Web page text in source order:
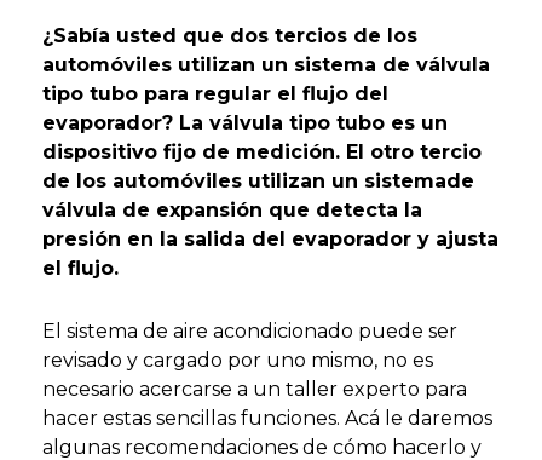
¿Sabía usted que dos tercios de los
automóviles utilizan un sistema de válvula
tipo tubo para regular el flujo del
evaporador? La válvula tipo tubo es un
dispositivo fijo de medición. El otro tercio
de los automóviles utilizan un sistemade
válvula de expansión que detecta la
presión en la salida del evaporador y ajusta
el flujo.
El sistema de aire acondicionado puede ser
revisado y cargado por uno mismo, no es
necesario acercarse a un taller experto para
hacer estas sencillas funciones. Acá le daremos
algunas recomendaciones de cómo hacerlo y